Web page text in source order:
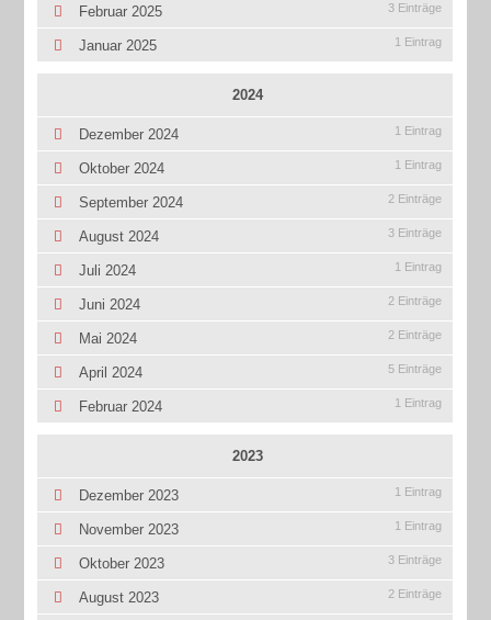
Februar 2025 3 Einträge
Januar 2025 1 Eintrag
2024
Dezember 2024 1 Eintrag
Oktober 2024 1 Eintrag
September 2024 2 Einträge
August 2024 3 Einträge
Juli 2024 1 Eintrag
Juni 2024 2 Einträge
Mai 2024 2 Einträge
April 2024 5 Einträge
Februar 2024 1 Eintrag
2023
Dezember 2023 1 Eintrag
November 2023 1 Eintrag
Oktober 2023 3 Einträge
August 2023 2 Einträge